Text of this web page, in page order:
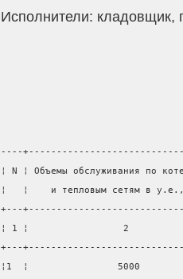
Исполнители: кладовщик,
----
¦ N ¦ Объемы обслуживания по
¦   ¦    и тепловым сетям в
+---
¦ 1 ¦                 2
+---
¦1  ¦                5000